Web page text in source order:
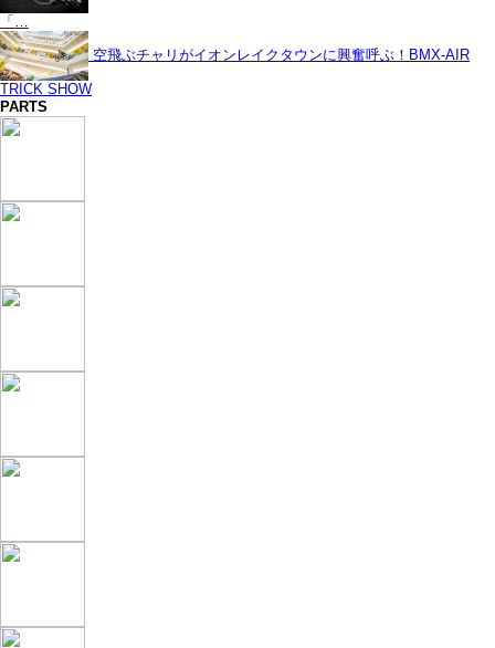
「…
空飛ぶチャリがイオンレイクタウンに興奮呼ぶ！BMX-AIR
TRICK SHOW
PARTS